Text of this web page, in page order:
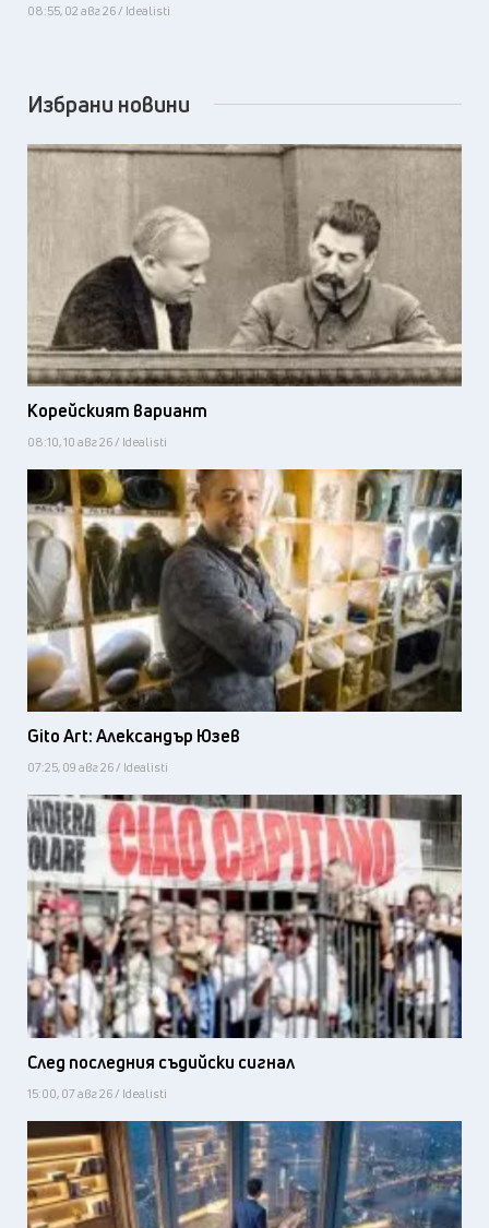
08:55, 02 авг 26 / Idealisti
Избрани новини
Корейският вариант
08:10, 10 авг 26 / Idealisti
Gito Art: Александър Юзев
07:25, 09 авг 26 / Idealisti
След последния съдийски сигнал
15:00, 07 авг 26 / Idealisti